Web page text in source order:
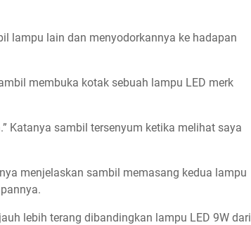
lampu lain dan menyodorkannya ke hadapan
membuka kotak sebuah lampu LED merk
Katanya sambil tersenyum ketika melihat saya
menjelaskan sambil memasang kedua lampu
lebih terang dibandingkan lampu LED 9W dari